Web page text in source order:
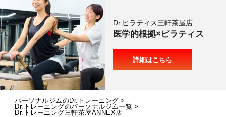
Dr.ピラティス三軒茶屋店
医学的根拠×ピラティス
詳細はこちら
パーソナルジムのDr.トレーニング
Dr.トレーニングのパーソナルジム一覧
Dr.トレーニング三軒茶屋ANNEX店
FAQ